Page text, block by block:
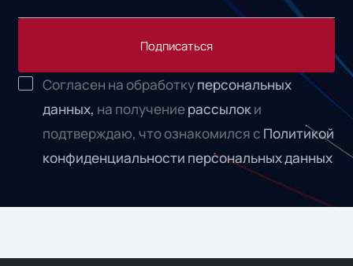
Подписаться
Согласен на обработкуперсональных
данных, на получениерассылоки
подтверждаю, что ознакомился с Политикой
конфиденциальности персональных данных